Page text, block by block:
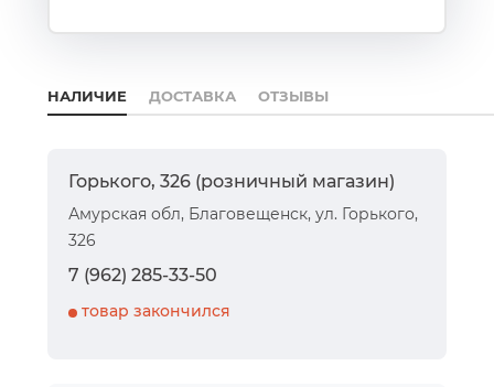
НАЛИЧИЕ ДОСТАВКА ОТЗЫВЫ
Горького, 326 (розничный магазин)
Амурская обл, Благовещенск, ул. Горького,
326
7 (962) 285-33-50
товар закончился